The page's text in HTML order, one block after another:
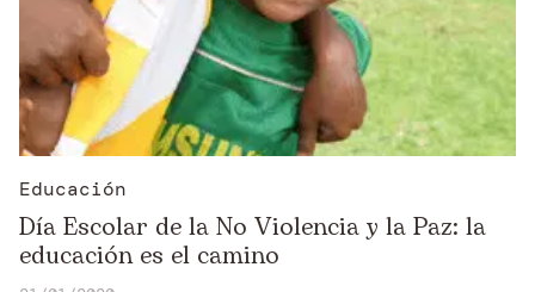
Educación
Día Escolar de la No Violencia y la Paz: la
educación es el camino